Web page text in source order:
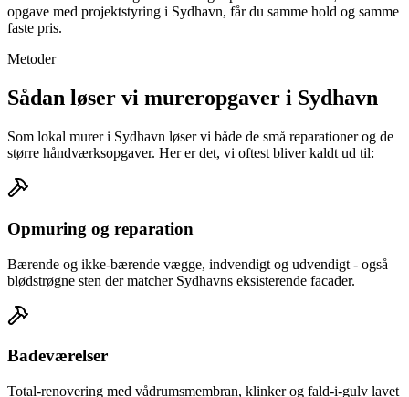
opgave med projektstyring i Sydhavn, får du samme hold og samme
faste pris.
Metoder
Sådan løser vi mureropgaver i Sydhavn
Som lokal murer i Sydhavn løser vi både de små reparationer og de
større håndværksopgaver. Her er det, vi oftest bliver kaldt ud til:
Opmuring og reparation
Bærende og ikke-bærende vægge, indvendigt og udvendigt - også
blødstrøgne sten der matcher Sydhavns eksisterende facader.
Badeværelser
Total-renovering med vådrumsmembran, klinker og fald-i-gulv lavet